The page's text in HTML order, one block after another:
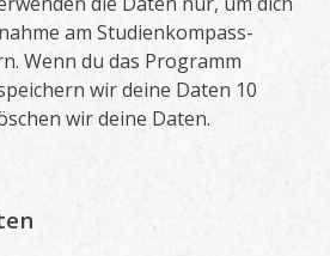
am Studienkompass-
Wenn du das Programm
wir deine Daten 10
wir deine Daten.